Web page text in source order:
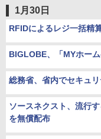
2006年 2005年
1月30日
RFIDによるレジ一括精
BIGLOBE、「MYホー
総務省、省内でセキュ
ソースネクスト、流行
を無償配布